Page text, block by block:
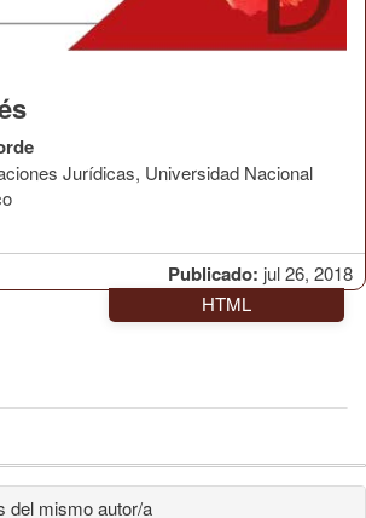
Publicado: jul 26, 2018
Jurídicas, Universidad Nacional
HTML
del mismo autor/a